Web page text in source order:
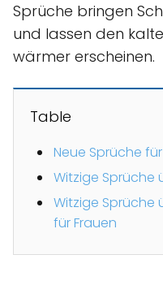
Sprüche bringen
und lassen den
wärmer erscheinen.
Table
Neue Sprüche
Witzige Sprüche
Witzige Sprüche
für Frauen